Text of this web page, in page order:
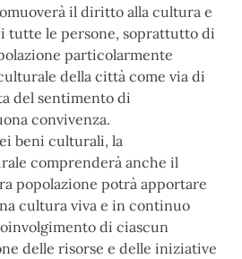
il diritto alla cultura e
tutte le persone, soprattutto di
particolarmente
della città come via di
del sentimento di
convivenza.
beni culturali, la
comprenderà anche il
popolazione potrà apportare
cultura viva e in continuo
di ciascun
delle risorse e delle iniziative